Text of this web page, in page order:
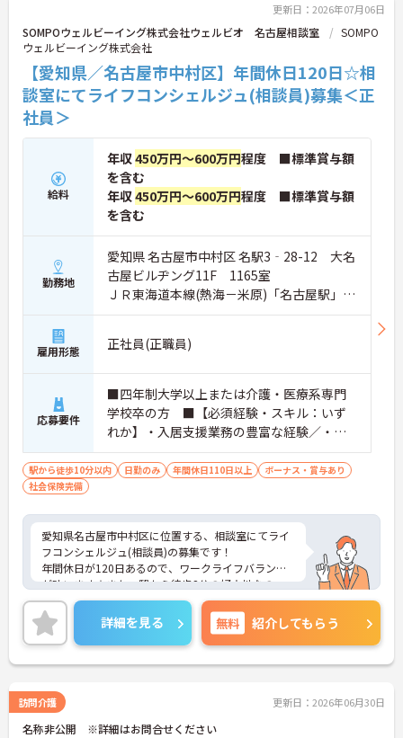
更新日：2026年07月06日
SOMPOウェルビーイング株式会社ウェルビオ 名古屋相談室
SOMPO
ウェルビーイング株式会社
【愛知県／名古屋市中村区】年間休日120日☆相
談室にてライフコンシェルジュ(相談員)募集＜正
社員＞
給料
年収450万円～600万円程度 ■標準賞与額
を含む
年収450万円～600万円程度 ■標準賞与額
を含む
勤務地
愛知県 名古屋市中村区 名駅3‐28-12 大名
古屋ビルヂング11F 1165室
ＪＲ東海道本線(熱海－米原)「名古屋駅」徒
歩2分
雇用形態 正社員(正職員)
応募要件
■四年制大学以上または介護・医療系専門
学校卒の方 ■【必須経験・スキル：いず
れか】・入居支援業務の豊富な経験／・介
護施設経営責任者経験／・生命保険募集に
関する実務経験または資格保有 ■【歓迎
駅から徒歩10分以内 日勤のみ 年間休日110日以上
ボーナス・賞与あり
社会保険完備
愛知県名古屋市中村区に位置する、相談室にてライ
フコンシェルジュ(相談員)の募集です！
年間休日が120日あるので、ワークライフバランス
が叶います☆また、駅から徒歩2分の好立地なの
で、通勤らくらくです♪
ご興味のある方には、面接対策ポイントなど、さら
に詳細をお話しいたしますのでお気軽にご相談くだ
さい！
詳細を見る 無料 紹介してもらう
訪問介護 更新日：2026年06月30日
名称非公開 ※詳細はお問合せください